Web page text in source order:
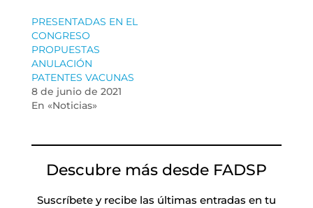
PRESENTADAS EN EL
CONGRESO
PROPUESTAS
ANULACIÓN
PATENTES VACUNAS
8 de junio de 2021
En «Noticias»
Descubre más desde FADSP
Suscríbete y recibe las últimas entradas en tu